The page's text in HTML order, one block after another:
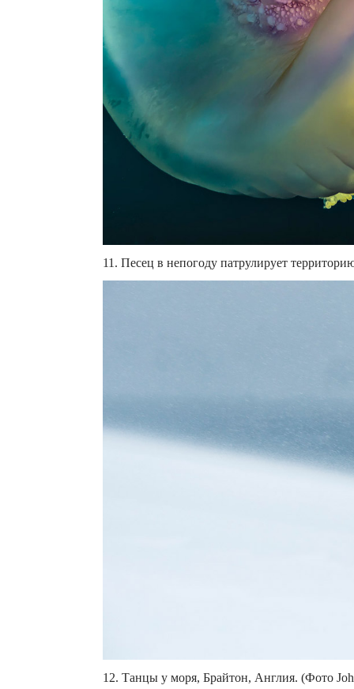
11. Песец в непогоду патрулирует
12. Танцы у моря, Брайтон, Англия. (Фото